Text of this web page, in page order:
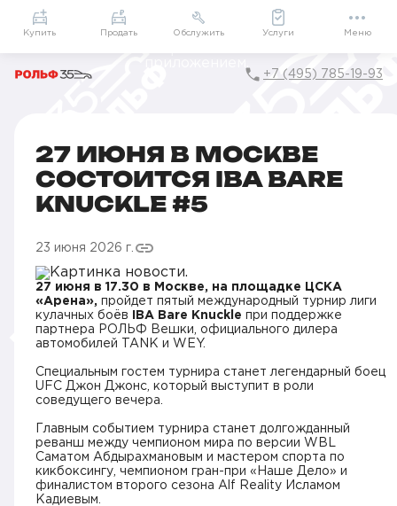
Приложение
Мой РОЛЬФ
Подарки внутри
+7 (495) 785-19-93
27 ИЮНЯ В МОСКВЕ
СОСТОИТСЯ IBA BARE
KNUCKLE #5
23 июня 2026 г.
27 июня в 17.30 в Москве, на площадке ЦСКА
«Арена», пройдет пятый международный турнир лиги
кулачных боёв
IBA Bare Knuckle при поддержке
партнера РОЛЬФ Вешки, официального дилера
автомобилей TANK и WEY.
Специальным гостем турнира станет легендарный боец
UFC Джон Джонс, который выступит в роли
соведущего вечера.
Главным событием турнира станет долгожданный
реванш между чемпионом мира по версии WBL
Саматом Абдырахмановым и мастером спорта по
кикбоксингу, чемпионом гран-при «Наше Дело» и
финалистом второго сезона Alf Reality Исламом
Кадиевым.
Купить Продать Обслужить Услуги Меню